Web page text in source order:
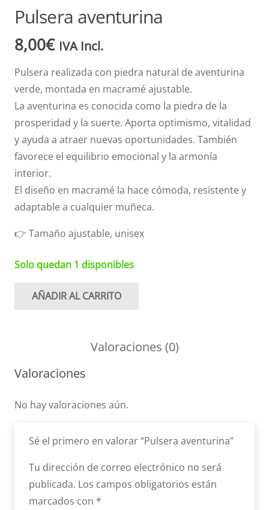
Pulsera aventurina
8,00€ IVA Incl.
Pulsera realizada con piedra natural de aventurina
verde, montada en macramé ajustable.
La aventurina es conocida como la piedra de la
prosperidad y la suerte. Aporta optimismo, vitalidad
y ayuda a atraer nuevas oportunidades. También
favorece el equilibrio emocional y la armonía
interior.
El diseño en macramé la hace cómoda, resistente y
adaptable a cualquier muñeca.
👉 Tamaño ajustable, unisex
Solo quedan 1 disponibles
Pulsera
AÑADIR AL CARRITO
Valoraciones (0)
Valoraciones
No hay valoraciones aún.
Sé el primero en valorar “Pulsera aventurina”
Tu dirección de correo electrónico no será
publicada. Los campos obligatorios están
marcados con *